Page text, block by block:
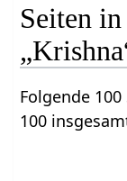
Seiten
Folgende
100